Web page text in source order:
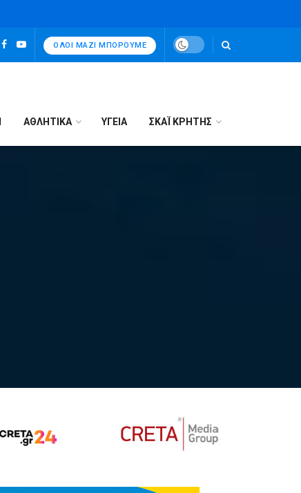
ΌΛΟΙ ΜΑΖΊ ΜΠΟΡΟΎΜΕ
ΑΘΛΗΤΙΚΑ ΥΓΕΙΑ ΣΚΑΪ ΚΡΗΤΗΣ